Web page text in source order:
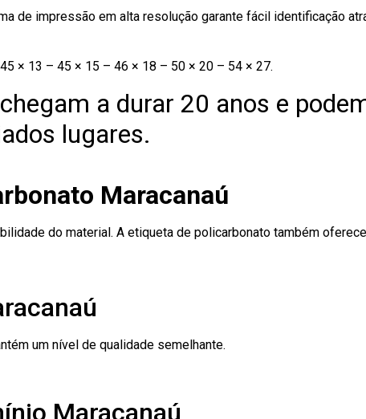
de impressão em alta resolução garante fácil identificação
× 13 – 45 × 15 – 46 × 18 – 50 × 20 – 54 × 27.
a durar 20 anos e
lugares.
Maracanaú
do material. A etiqueta de policarbonato também
um nível de qualidade semelhante.
Maracanaú